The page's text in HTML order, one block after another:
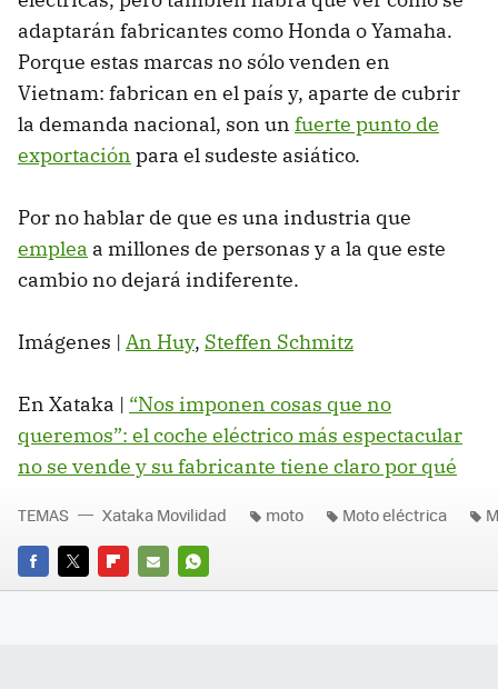
adaptarán fabricantes como Honda o Yamaha.
Porque estas marcas no sólo venden en
Vietnam: fabrican en el país y, aparte de cubrir
la demanda nacional, son un fuerte punto de
exportación para el sudeste asiático.
Por no hablar de que es una industria que
emplea a millones de personas y a la que este
cambio no dejará indiferente.
Imágenes | An Huy, Steffen Schmitz
En Xataka | “Nos imponen cosas que no
queremos”: el coche eléctrico más espectacular
no se vende y su fabricante tiene claro por qué
FACEBOOK
TWITTERFLIPBOARD
E-
WHATSAPP
TEMAS Xataka Movilidad moto Moto eléctrica